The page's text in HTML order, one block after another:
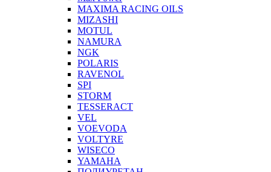
MAXIMA RACING OILS
MIZASHI
MOTUL
NAMURA
NGK
POLARIS
RAVENOL
SPI
STORM
TESSERACT
VEL
VOEVODA
VOLTYRE
WISECO
YAMAHA